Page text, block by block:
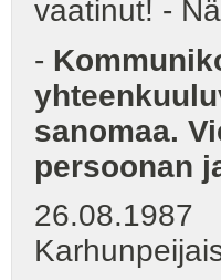
vaatinut! -
-
sanomaa.
persoonan
26.08.1987